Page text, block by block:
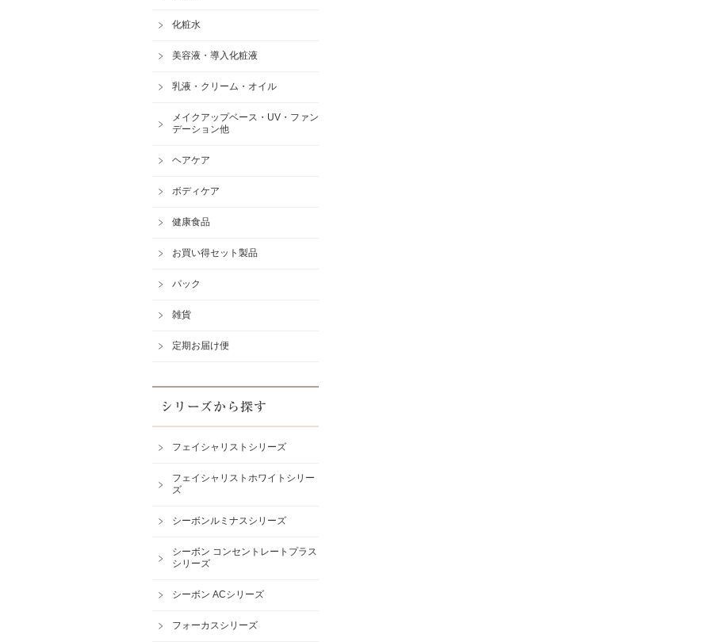
化粧水
美容液・導入化粧液
乳液・クリーム・オイル
メイクアップベース・UV・ファン
デーション他
ヘアケア
ボディケア
健康食品
お買い得セット製品
パック
雑貨
定期お届け便
シリーズから探す
フェイシャリストシリーズ
フェイシャリストホワイトシリー
ズ
シーボンルミナスシリーズ
シーボン コンセントレートプラス
シリーズ
シーボン ACシリーズ
フォーカスシリーズ